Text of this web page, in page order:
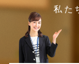
私た